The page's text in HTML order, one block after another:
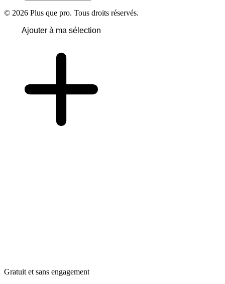
© 2026 Plus que pro. Tous droits réservés.
Ajouter à ma sélection
Gratuit et sans engagement